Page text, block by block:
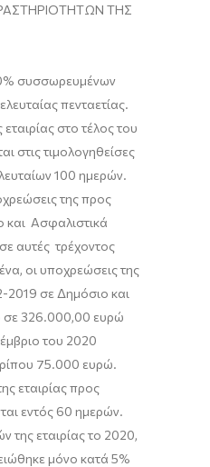
ΤΗΣ
συσσωρευμένων
πενταετίας.
εταιρίας στο τέλος του
στις τιμολογηθείσες
100 ημερών.
της προς
και Ασφαλιστικά
αυτές τρέχοντος
οι υποχρεώσεις της
2019 σε Δημόσιο και
326.000,00 ευρώ
του 2020
75.000 ευρώ.
εταιρίας προς
εντός 60 ημερών.
της εταιρίας το 2020,
μόνο κατά 5%